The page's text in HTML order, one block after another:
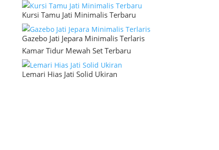
Kursi Tamu Jati Minimalis Terbaru
Gazebo Jati Jepara Minimalis Terlaris
Kamar Tidur Mewah Set Terbaru
Lemari Hias Jati Solid Ukiran